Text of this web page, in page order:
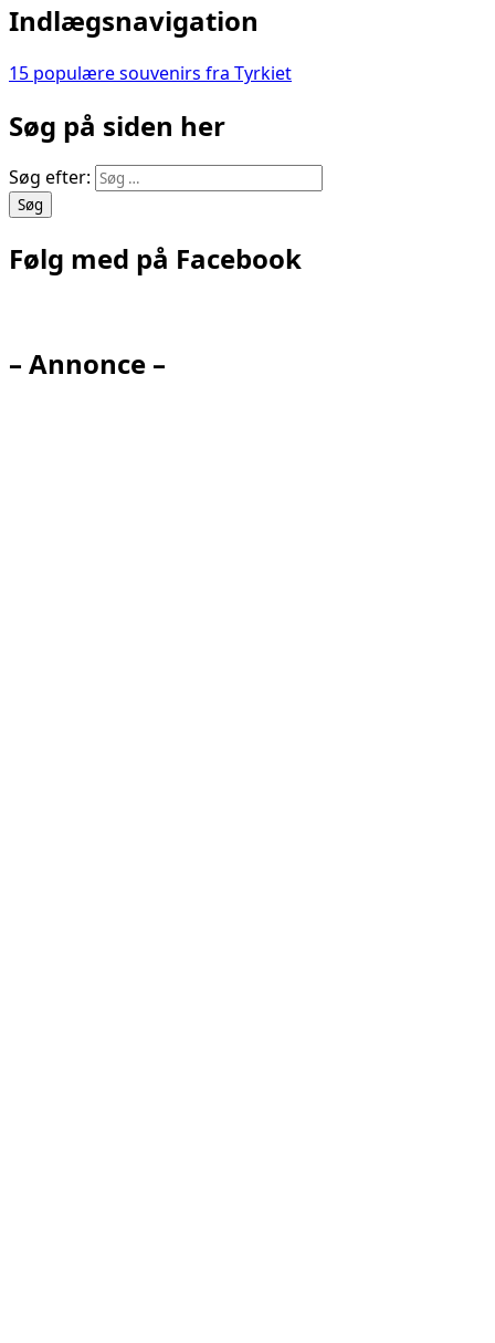
Indlægsnavigation
15 populære souvenirs fra Tyrkiet
Søg på siden her
Søg efter:
Følg med på Facebook
– Annonce –